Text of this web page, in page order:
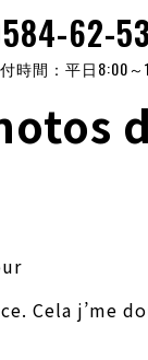
62-
時間：平日8:00～
Cela j’me